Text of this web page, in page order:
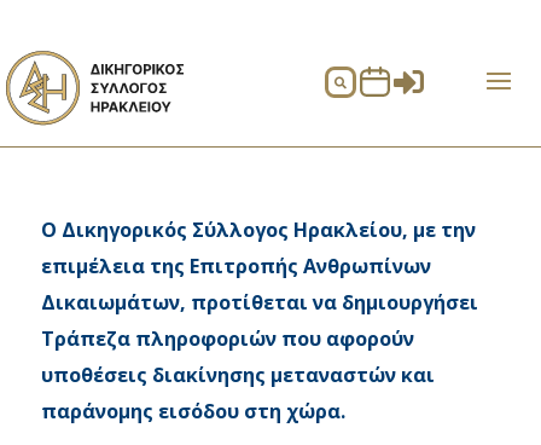
 
Ο Δικηγορικός Σύλλογος Ηρακλείου, με την
επιμέλεια της Επιτροπής Ανθρωπίνων
Δικαιωμάτων, προτίθεται να δημιουργήσει
Τράπεζα πληροφοριών που αφορούν
υποθέσεις διακίνησης μεταναστών και
παράνομης εισόδου στη χώρα.